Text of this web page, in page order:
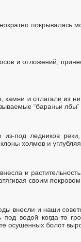
и отложений,
камни и отлагали из
“бараньи
под ледников
холмов и
и
своим покровом
внесли и наши
водой когда-то
осушенных болот